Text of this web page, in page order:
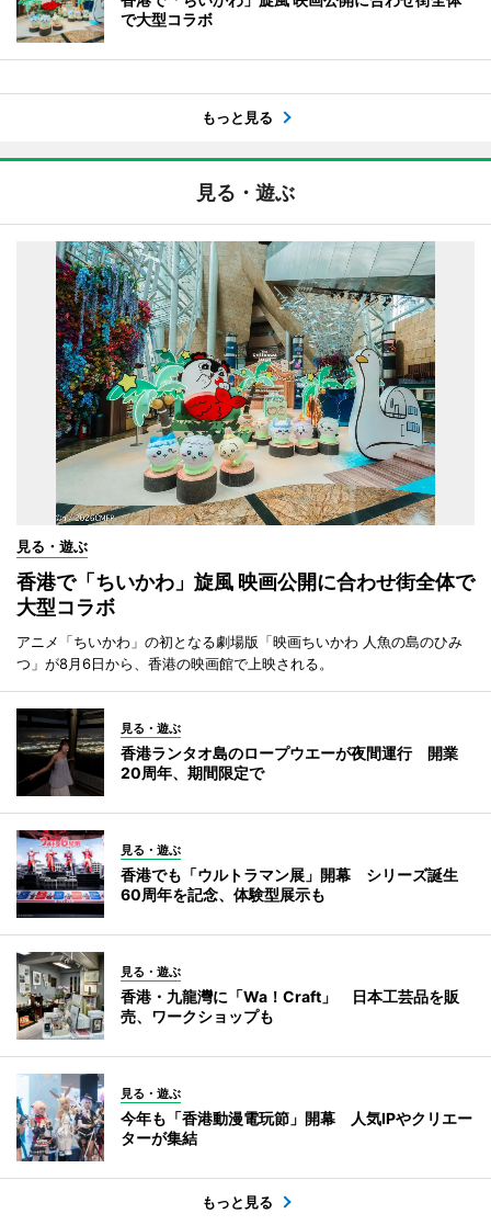
で大型コラボ
もっと見る
見る・遊ぶ
見る・遊ぶ
香港で「ちいかわ」旋風 映画公開に合わせ街全体で
大型コラボ
アニメ「ちいかわ」の初となる劇場版「映画ちいかわ 人魚の島のひみ
つ」が8月6日から、香港の映画館で上映される。
見る・遊ぶ
香港ランタオ島のロープウエーが夜間運行 開業
20周年、期間限定で
見る・遊ぶ
香港でも「ウルトラマン展」開幕 シリーズ誕生
60周年を記念、体験型展示も
見る・遊ぶ
香港・九龍灣に「Wa！Craft」 日本工芸品を販
売、ワークショップも
見る・遊ぶ
今年も「香港動漫電玩節」開幕 人気IPやクリエー
ターが集結
もっと見る